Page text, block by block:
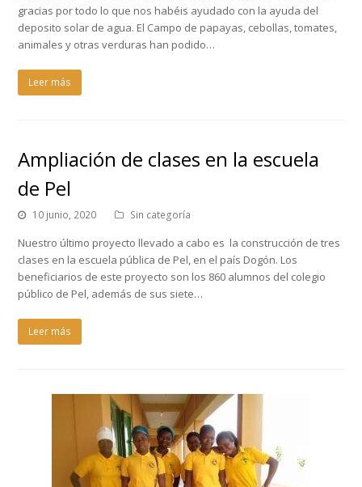
gracias por todo lo que nos habéis ayudado con la ayuda del
deposito solar de agua. El Campo de papayas, cebollas, tomates,
animales y otras verduras han podido…
Leer más
Ampliación de clases en la escuela
de Pel
10 junio, 2020 Sin categoría
Nuestro último proyecto llevado a cabo es la construcción de tres
clases en la escuela pública de Pel, en el país Dogón. Los
beneficiarios de este proyecto son los 860 alumnos del colegio
público de Pel, además de sus siete…
Leer más